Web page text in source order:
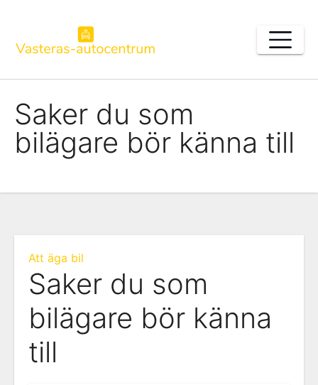
content
Saker du som
bilägare bör känna till
Att äga bil
Saker du som
bilägare bör känna
till